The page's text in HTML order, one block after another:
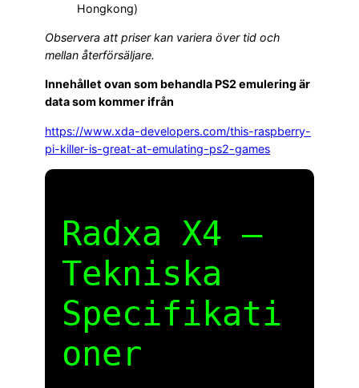
Hongkong)
Observera att priser kan variera över tid och
mellan återförsäljare.
Innehållet ovan som behandla PS2 emulering är
data som kommer ifrån
https://www.xda-developers.com/this-raspberry-
pi-killer-is-great-at-emulating-ps2-games
Radxa X4 –
Tekniska
Specifikati
oner